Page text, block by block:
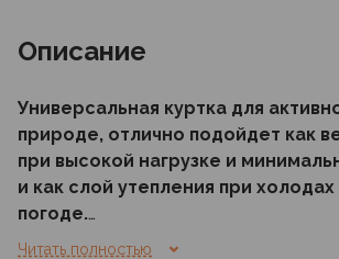
Описание
Универсальная куртка для
природе, отлично подойдет как
при высокой нагрузке и
и как слой утепления при
погоде.
Читать полностью